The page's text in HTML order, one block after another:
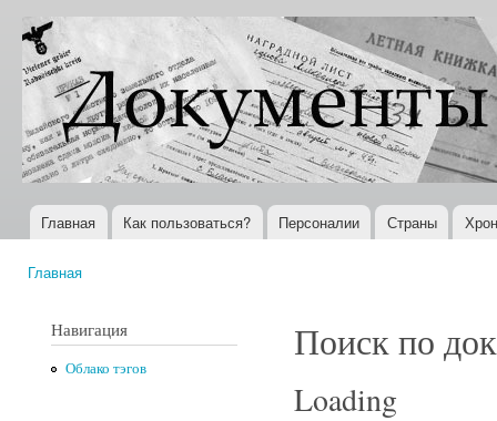
Документы
XX века
Всемирная
история в
Интернете
Главное меню
Главная Как пользоваться? Персоналии Страны
Главная
Навигация
Облако тэгов
Поиск по
Loading